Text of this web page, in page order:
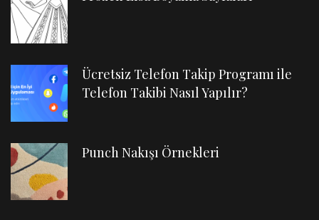
Ücretsiz Telefon Takip Programı ile
Telefon Takibi Nasıl Yapılır?
Punch Nakışı Örnekleri